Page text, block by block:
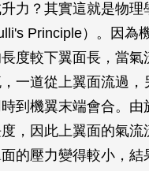
力？其實這就是物理
Principle）。因為
度較下翼面長，當氣
一道從上翼面流過，
到機翼末端會合。由
，因此上翼面的氣流
的壓力變得較小，結